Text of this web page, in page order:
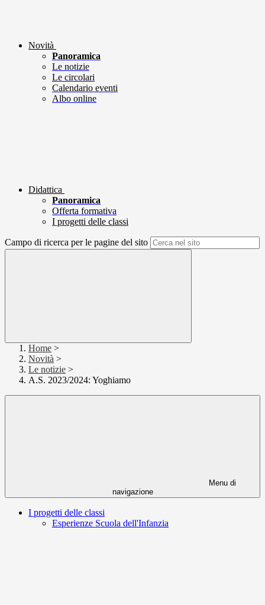
Novità
Panoramica
Le notizie
Le circolari
Calendario eventi
Albo online
Didattica
Panoramica
Offerta formativa
I progetti delle classi
Campo di ricerca per le pagine del sito
Home >
Novità >
Le notizie >
A.S. 2023/2024: Yoghiamo
Menu di
navigazione
I progetti delle classi
Esperienze Scuola dell'Infanzia